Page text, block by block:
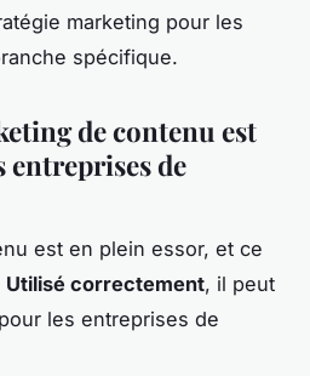
marketing pour les
spécifique.
de contenu est
entreprises de
est en plein essor, et ce
Utilisé correctement, il peut
les entreprises de